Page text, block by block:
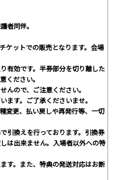
者同伴。
ケットでの販売となります。会場
有効です。半券部分を切り離した
ください。
んので、ご注意ください。
す。ご了承くださいませ。
変更、払い戻しや再発行等、一切
引換えを行っております。引換券
は出来ません。入場者以外への特
す。また、特典の発送対応はお断